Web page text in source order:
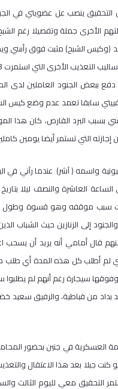
التحقيق ينصب عل عضويتي في
الأخرى جملة وتفصيلا رغم
(وكيس الشبح) مثبت فوق رأسي
الجنود العاملين لدى
سابقا تعمد عدم وضع كيس
البرد القارص، كان هذا
إجازته التي تستمر أيضا يومين
واسمه ( آشر) عندما رآني في
سبب موقفه وهو قسوة وطول
إلى الزنازين حيث الشباب
قال أمامي أنه يريد أن
لم أطلب كل هذه المدة أي
سيجارة رغم أنهم لم يطلبوا
من قباطية، والرفيق سعيد خضر
العسكرية في جنين بحضور
كنت جبلا بعد هذا الاعتقال
التحقيق معي لليوم الثالث